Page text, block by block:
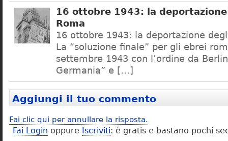
16 ottobre 1943: la
Roma
16 ottobre 1943: la deportazione
La “soluzione finale” per gli ebrei
settembre 1943 con l’ordine da
Germania” e […]
Aggiungi il tuo commento
Fai clic qui per annullare la risposta.
Fai Login oppure Iscriviti: è gratis e bastano pochi